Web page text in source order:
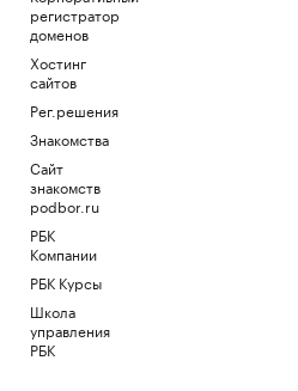
регистратор
доменов
Хостинг
сайтов
Рег.решения
Знакомства
Сайт
знакомств
podbor.ru
РБК
Компании
РБК Курсы
Школа
управления
РБК